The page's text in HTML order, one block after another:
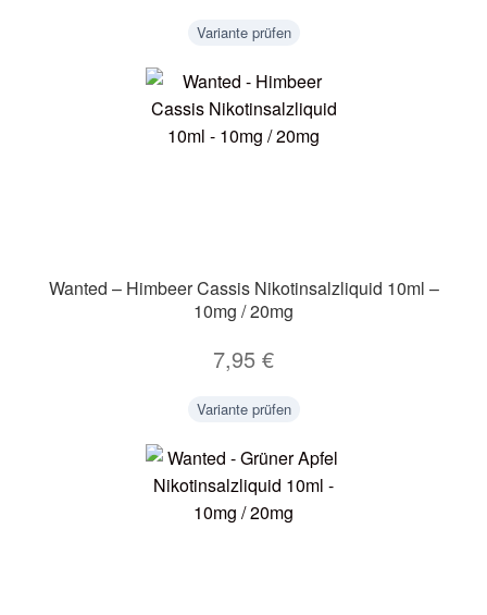
Variante prüfen
Wanted – Himbeer Cassis Nikotinsalzliquid 10ml –
10mg / 20mg
7,95 €
Variante prüfen